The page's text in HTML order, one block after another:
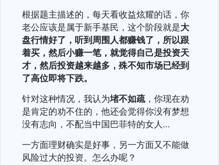
根据题主描述的，每天看收益炫耀的话，你
老公应该是属于新手基民，这个阶段就是大
盘行情好了，听到周围人都赚钱了，所以跟
着买，然后小赚一笔，就觉得自己是投资天
才，然后投资越来越多，殊不知市场已经到
了高位即将下跌。
针对这种情况，我认为堵不如疏，你现在劝
是肯定的劝不住的，他还会觉得你没有梦想
没有志向，不配当中国巴菲特的女人...
一方面理财确实是好事，另一方面又不能做
风险过大的投资。怎么办呢？